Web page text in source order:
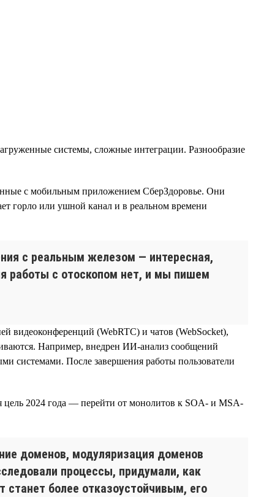
системы, сложные интеграции. Разнообразие
с мобильным приложением СберЗдоровье. Они
горло или ушной канал и в реальном времени
с реальным железом — интересная,
работы с отоскопом нет, и мы пишем
видеоконференций (WebRTC) и чатов (WebSocket),
Например, внедрен ИИ-анализ сообщений
системами. После завершения работы пользователи
цель 2024 года — перейти от монолитов к SOA- и MSA-
доменов, модуляризация доменов
процессы, придумали, как
станет более отказоустойчивым, его